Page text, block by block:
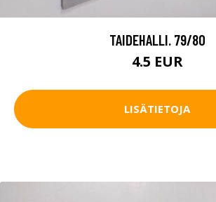
TAIDEHALLI. 79/80
4.5 EUR
LISÄTIETOJA